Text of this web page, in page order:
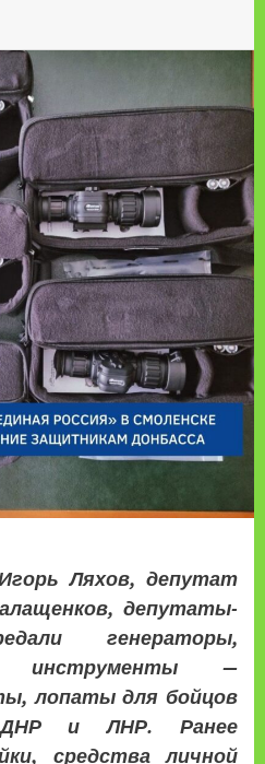
Ляхов, депутат
депутаты-
генераторы,
инструменты —
лопаты для бойцов
и ЛНР. Ранее
средства личной